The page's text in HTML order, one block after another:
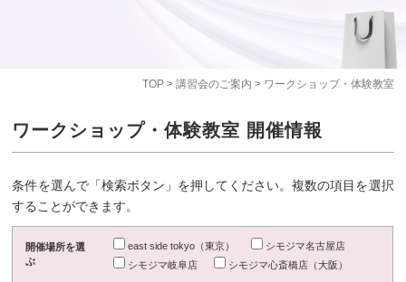
TOP> 講習会のご案内 > ワークショップ・体験教室
ワークショップ・体験教室 開催情報
条件を選んで「検索ボタン」を押してください。複数の項目を選択
することができます。
開催場所を選
ぶ
east side tokyo（東京）
シモジマ名古屋店
シモジマ岐阜店
シモジマ心斎橋店（大阪）